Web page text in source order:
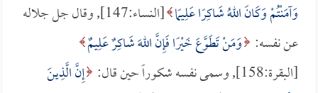
وَآمَنْتُمْ وَكَانَ اللهُ شَاكِرًا عَلِيمًا
[النساء:147], وقال جل جلاله
عن نفسه: وَمَنْ تَطَوَّعَ خَيْرًا فَإِنَّ اللهَ شَاكِرٌ عَلِيمٌ
[البقرة:158], وسمى نفسه شكوراً حين قال:
إِنَّ الَّذِينَ